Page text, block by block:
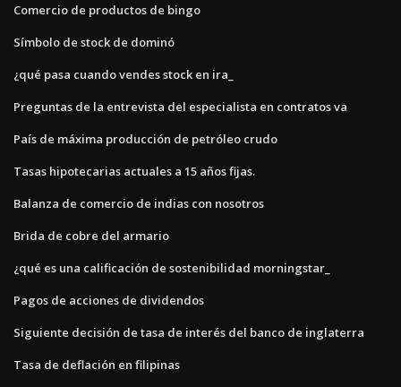
Comercio de productos de bingo
Símbolo de stock de dominó
¿qué pasa cuando vendes stock en ira_
Preguntas de la entrevista del especialista en contratos va
País de máxima producción de petróleo crudo
Tasas hipotecarias actuales a 15 años fijas.
Balanza de comercio de indias con nosotros
Brida de cobre del armario
¿qué es una calificación de sostenibilidad morningstar_
Pagos de acciones de dividendos
Siguiente decisión de tasa de interés del banco de inglaterra
Tasa de deflación en filipinas